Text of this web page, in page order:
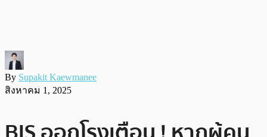
By Supakit Kaewmanee
สิงหาคม 1, 2025